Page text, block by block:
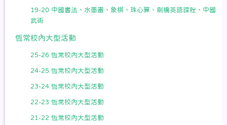
19-20 中國書法、水墨畫、象棋、珠心算、劍橋英語課程、中國
武術
恆常校內大型活動
25-26 恆常校內大型活動
24-25 恆常校內大型活動
23-24 恆常校內大型活動
22-23 恆常校內大型活動
21-22 恆常校內大型活動